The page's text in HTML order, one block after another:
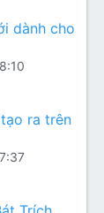
dành cho
ra trên